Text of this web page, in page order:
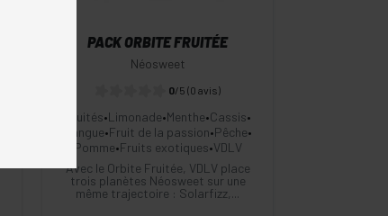
PACK ORBITE FRUITÉE
Néosweet
0/5 (0 avis)
Fruités•Limonade•Menthe•Cassis•
Mangue•Fruit de la passion•Pêche•
Pomme•Fruits exotiques•VDLV
Avec le Orbite Fruitée, VDLV place
trois planètes Néosweet sur une
même trajectoire : Solarfizz,...